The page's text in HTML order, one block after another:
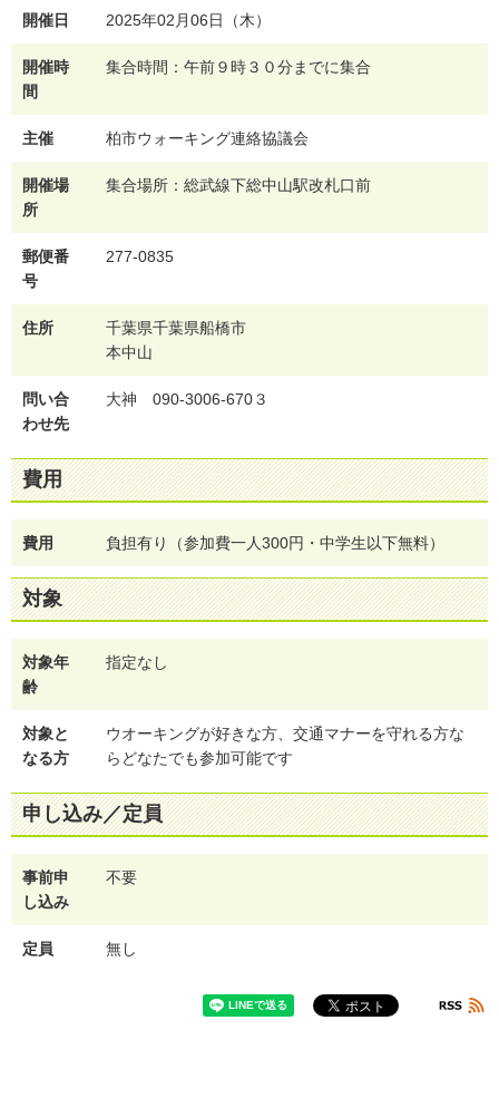
開催日 2025年02月06日（木）
開催時
間
集合時間：午前９時３０分までに集合
主催 柏市ウォーキング連絡協議会
開催場
所
集合場所：総武線下総中山駅改札口前
郵便番
号
277-0835
住所
千葉県千葉県船橋市
本中山
問い合
わせ先
大神 090-3006-670３
費用
費用 負担有り（参加費一人300円・中学生以下無料）
対象
対象年
齢
指定なし
対象と
なる方
ウオーキングが好きな方、交通マナーを守れる方な
らどなたでも参加可能です
申し込み／定員
事前申
し込み
不要
定員 無し